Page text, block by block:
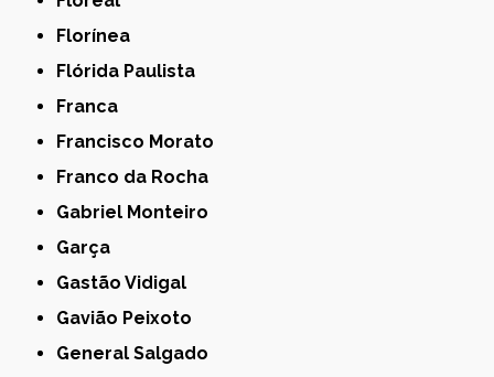
Florínea
Flórida Paulista
Franca
Francisco Morato
Franco da Rocha
Gabriel Monteiro
Garça
Gastão Vidigal
Gavião Peixoto
General Salgado